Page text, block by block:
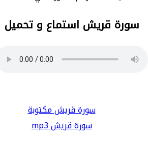
سورة قريش استماع و تحميل
سورة قريش مكتوبة
سورة قريش mp3